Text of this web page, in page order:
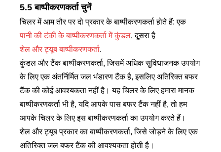
5.5 बाष्पीकरणकर्ता चुनें
चिलर में आम तौर पर दो प्रकार के बाष्पीकरणकर्ता होते हैं: एक
पानी की टंकी के बाष्पीकरणकर्ता में कुंडल, दूसरा है
शेल और ट्यूब बाष्पीकरणकर्ता.
कुंडल और टैंक बाष्पीकरणकर्ता, जिसमें अधिक सुविधाजनक उपयोग
के लिए एक अंतर्निर्मित जल भंडारण टैंक है, इसलिए अतिरिक्त बफर
टैंक की कोई आवश्यकता नहीं है। यह चिलर के लिए हमारा मानक
बाष्पीकरणकर्ता भी है, यदि आपके पास बफर टैंक नहीं है, तो हम
आपके चिलर के लिए इस बाष्पीकरणकर्ता का उपयोग करते हैं।
शेल और ट्यूब प्रकार का बाष्पीकरणकर्ता, जिसे जोड़ने के लिए एक
अतिरिक्त जल बफर टैंक की आवश्यकता होती है।